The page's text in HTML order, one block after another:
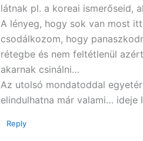
látnak pl. a koreai ismerőseid,
A lényeg, hogy sok van most
csodálkozom, hogy
rétegbe és nem feltétlenül
akarnak csinálni…
Az utolsó mondatoddal
elindulhatna már valami… ideje
Reply